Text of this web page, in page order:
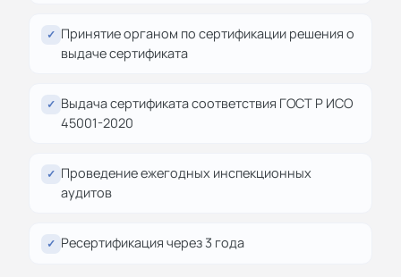
✓ Принятие органом по сертификации решения о
выдаче сертификата
✓ Выдача сертификата соответствия ГОСТ Р ИСО
45001-2020
✓ Проведение ежегодных инспекционных
аудитов
✓ Ресертификация через 3 года